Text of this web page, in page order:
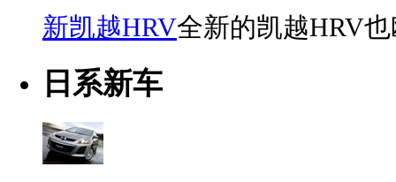
新凯越HRV全新的凯越HRV
日系新车